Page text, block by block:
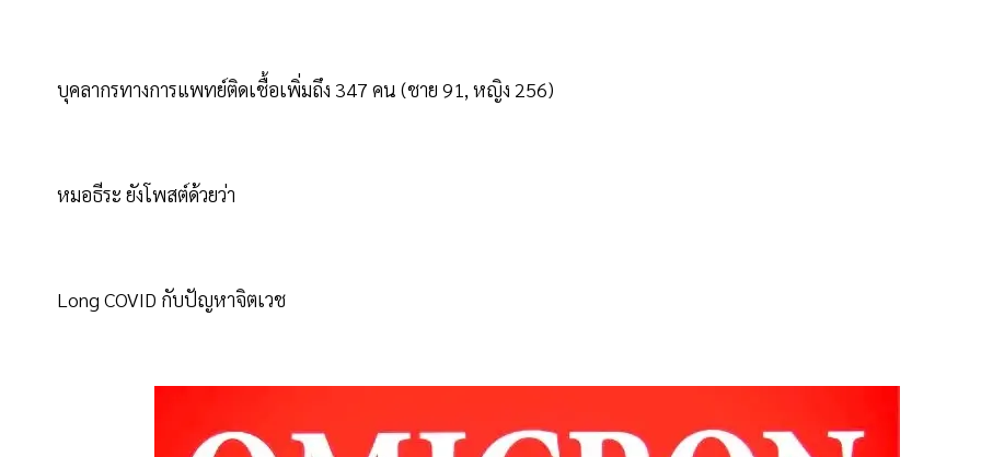
บุคลากรทางการแพทย์ติดเชื้อเพิ่มถึง 347 คน (ชาย 91, หญิง 256)
หมอธีระ ยังโพสต์ด้วยว่า
Long COVID กับปัญหาจิตเวช